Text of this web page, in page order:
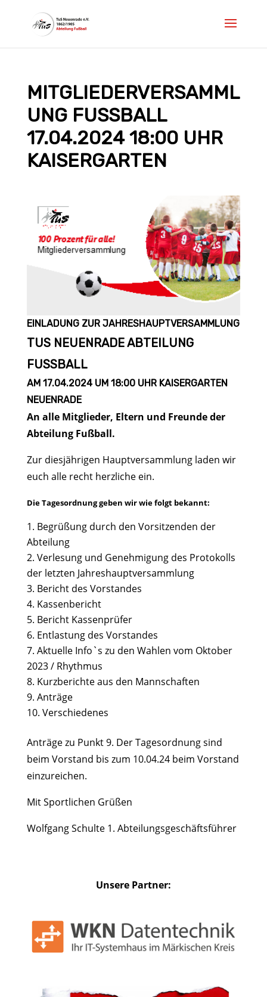
MITGLIEDERVERSAMML
UNG FUSSBALL
17.04.2024 18:00 UHR K
AISERGARTEN
EINLADUNG ZUR JAHRESHAUPTVERSAMMLUNG
TUS NEUENRADE ABTEILUNG
FUSSBALL
AM 17.04.2024 UM 18:00 UHR KAISERGARTEN
NEUENRADE
An alle Mitglieder, Eltern und Freunde der
Abteilung Fußball.
Zur diesjährigen Hauptversammlung laden wir
euch alle recht herzliche ein.
Die Tagesordnung geben wir wie folgt bekannt:
Begrüßung durch den Vorsitzenden der
Abteilung
Verlesung und Genehmigung des Protokolls
der letzten Jahreshauptversammlung
Bericht des Vorstandes
Kassenbericht
Bericht Kassenprüfer
Entlastung des Vorstandes
Aktuelle Info`s zu den Wahlen vom Oktober
2023 / Rhythmus
Kurzberichte aus den Mannschaften
Anträge
Verschiedenes
Anträge zu Punkt 9. Der Tagesordnung sind
beim Vorstand bis zum 10.04.24 beim Vorstand
einzureichen.
Mit Sportlichen Grüßen
Wolfgang Schulte 1. Abteilungsgeschäftsführer
Unsere Partner: